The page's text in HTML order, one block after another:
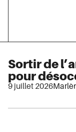
Sortir de
pour
9 juillet 2026